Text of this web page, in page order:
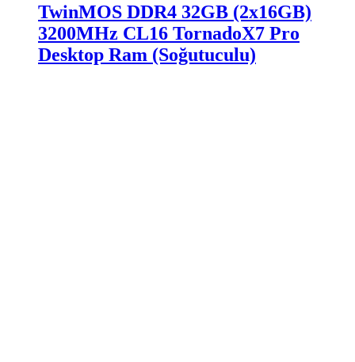
TwinMOS DDR4 32GB (2x16GB)
3200MHz CL16 TornadoX7 Pro
Desktop Ram (Soğutuculu)